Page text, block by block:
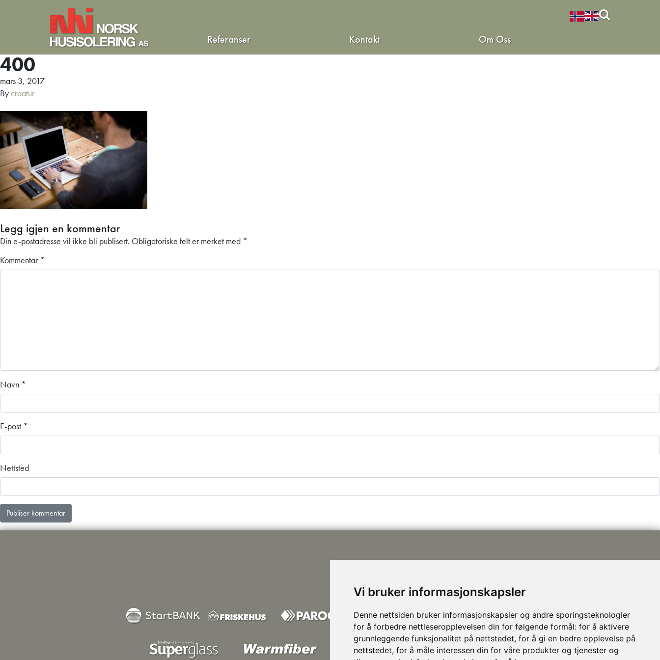
Vi bruker informasjonskapsler
Denne nettsiden bruker informasjonskapsler og andre sporingsteknologier
for å forbedre nettleseropplevelsen din for følgende formål: for å aktivere
grunnleggende funksjonalitet på nettstedet, for å gi en bedre opplevelse på
nettstedet, for å måle interessen din for våre produkter og tjenester og
Referanser Kontakt Om Oss
400
mars 3, 2017
Bycreatur
Legg igjen en kommentar
Din e-postadresse vil ikke bli publisert. Obligatoriske felt er merket med *
Kommentar *
Navn *
E-post *
Nettsted
907 76 420
948 80 685
Følg oss på Facebook